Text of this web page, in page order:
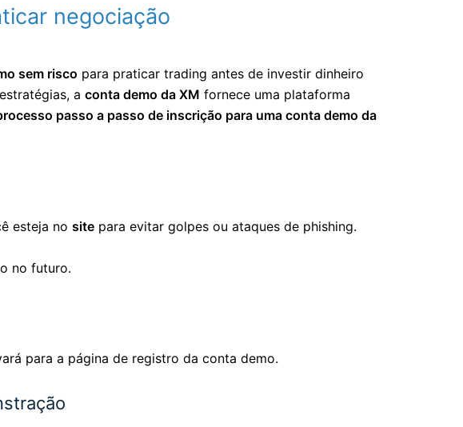
negociação
sem risco para praticar trading antes de investir dinheiro
a conta demo da XM fornece uma plataforma
passo a passo de inscrição para uma conta demo da
esteja no site para evitar golpes ou ataques de phishing.
no futuro.
para a página de registro da conta demo.